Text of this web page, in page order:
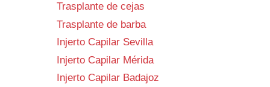
Trasplante de cejas
Trasplante de barba
Injerto Capilar Sevilla
Injerto Capilar Mérida
Injerto Capilar Badajoz